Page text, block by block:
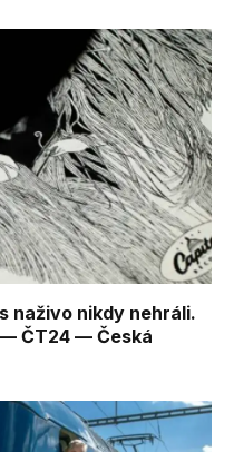
naživo nikdy nehráli.
ČT24 — Česká